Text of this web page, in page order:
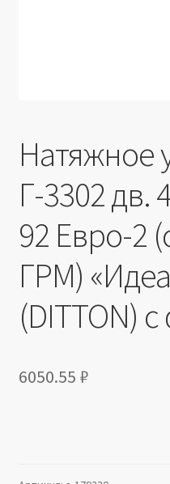
Натяжное
Г-3302 дв.
92 Евро-2
ГРМ)
(DITTON)
6050.55 ₽